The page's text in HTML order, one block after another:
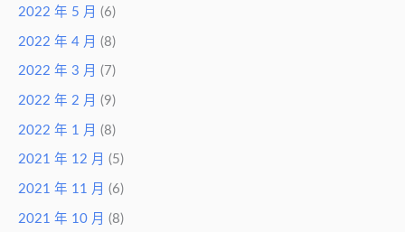
2022 年 5 月 (6)
2022 年 4 月 (8)
2022 年 3 月 (7)
2022 年 2 月 (9)
2022 年 1 月 (8)
2021 年 12 月 (5)
2021 年 11 月 (6)
2021 年 10 月 (8)